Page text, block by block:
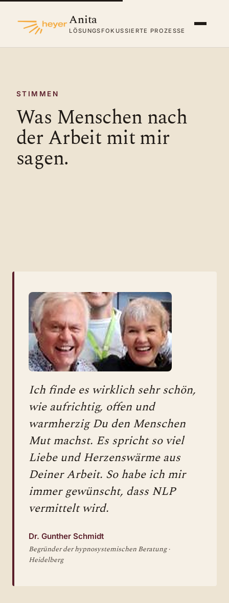
Anita
LÖSUNGSFOKUSSIERTE PROZESSE
STIMMEN
Was Menschen nach
der Arbeit mit mir
sagen.
Ich finde es wirklich sehr schön,
wie aufrichtig, offen und
warmherzig Du den Menschen
Mut machst. Es spricht so viel
Liebe und Herzenswärme aus
Deiner Arbeit. So habe ich mir
immer gewünscht, dass NLP
vermittelt wird.
Dr. Gunther Schmidt
Begründer der hypnosystemischen Beratung ·
Heidelberg